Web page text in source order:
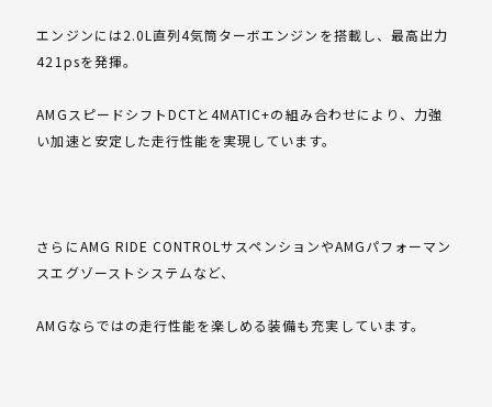
エンジンには2.0L直列4気筒ターボエンジンを搭載し、最高出力
421psを発揮。
AMGスピードシフトDCTと4MATIC+の組み合わせにより、力強
い加速と安定した走行性能を実現しています。
さらにAMG RIDE CONTROLサスペンションやAMGパフォーマン
スエグゾーストシステムなど、
AMGならではの走行性能を楽しめる装備も充実しています。